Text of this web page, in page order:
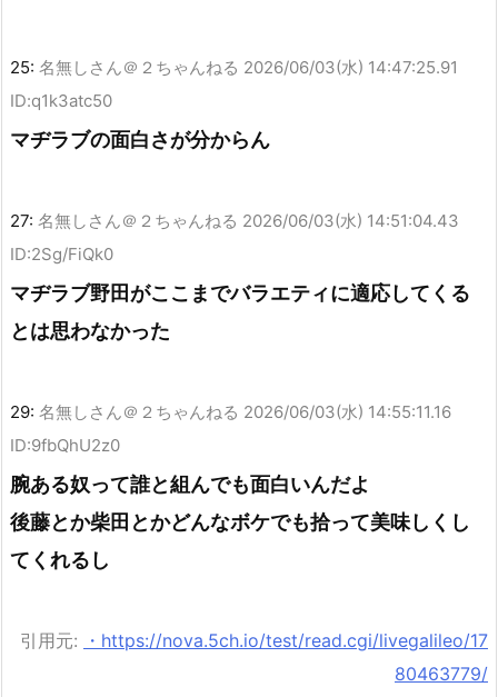
25: 名無しさん＠２ちゃんねる 2026/06/03(水) 14:47:25.91
ID:q1k3atc50
マヂラブの面白さが分からん
27: 名無しさん＠２ちゃんねる 2026/06/03(水) 14:51:04.43
ID:2Sg/FiQk0
マヂラブ野田がここまでバラエティに適応してくる
とは思わなかった
29: 名無しさん＠２ちゃんねる 2026/06/03(水) 14:55:11.16
ID:9fbQhU2z0
腕ある奴って誰と組んでも面白いんだよ
後藤とか柴田とかどんなボケでも拾って美味しくし
てくれるし
引用元:
・https://nova.5ch.io/test/read.cgi/livegalileo/17
80463779/